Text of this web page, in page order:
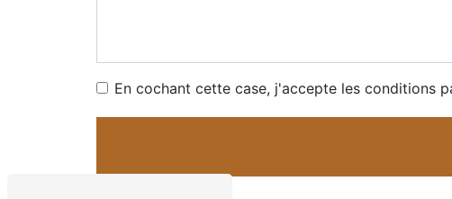
En cochant cette case, j'accepte les conditions